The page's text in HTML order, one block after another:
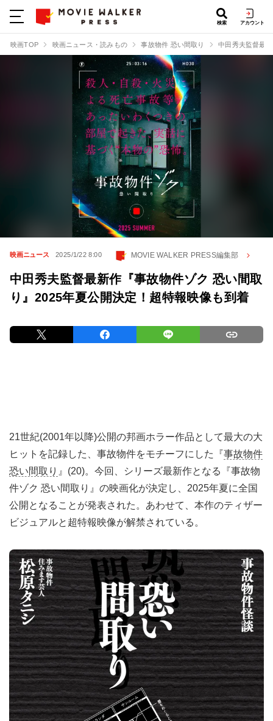
検索 アカウント
映画TOP 映画ニュース・読みもの 事故物件 恐い間取り 中田秀夫監督最
映画ニュース 2025/1/22 8:00 MOVIE WALKER PRESS編集部
中田秀夫監督最新作『事故物件ゾク 恐い間取
り』2025年夏公開決定！超特報映像も到着
21世紀(2001年以降)公開の邦画ホラー作品として最大の大
ヒットを記録した、事故物件をモチーフにした『事故物件
恐い間取り 』(20)。今回、シリーズ最新作となる『事故物
件ゾク 恐い間取り』の映画化が決定し、2025年夏に全国
公開となることが発表された。あわせて、本作のティザー
ビジュアルと超特報映像が解禁されている。